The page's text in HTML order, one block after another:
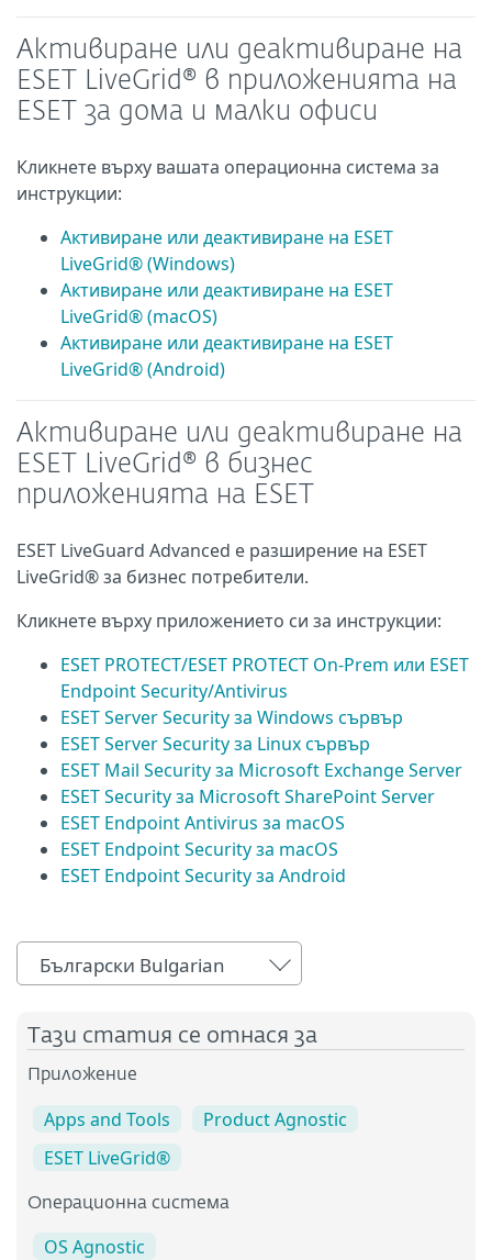
Активиране или деактивиране на
ESET LiveGrid® в приложенията на
ESET за дома и малки офиси
Кликнете върху вашата операционна система за
инструкции:
Активиране или деактивиране на ESET
LiveGrid® (Windows)
Активиране или деактивиране на ESET
LiveGrid® (macOS)
Активиране или деактивиране на ESET
LiveGrid® (Android)
Активиране или деактивиране на
ESET LiveGrid® в бизнес
приложенията на ESET
ESET LiveGuard Advanced е разширение на ESET
LiveGrid® за бизнес потребители.
Кликнете върху приложението си за инструкции:
ESET PROTECT/ESET PROTECT On-Prem или ESET
Endpoint Security/Antivirus
ESET Server Security за Windows сървър
ESET Server Security за Linux сървър
ESET Mail Security за Microsoft Exchange Server
ESET Security за Microsoft SharePoint Server
ESET Endpoint Antivirus за macOS
ESET Endpoint Security за macOS
ESET Endpoint Security за Android
Български Bulgarian
Тази статия се отнася за
Приложение
Apps and Tools
Product Agnostic
ESET LiveGrid®
Операционна система
OS Agnostic